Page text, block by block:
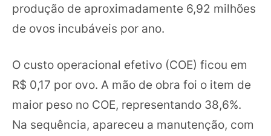
produção de aproximadamente 6,92 milhões
de ovos incubáveis por ano.
O custo operacional efetivo (COE) ficou em
R$ 0,17 por ovo. A mão de obra foi o item de
maior peso no COE, representando 38,6%.
Na sequência, apareceu a manutenção, com